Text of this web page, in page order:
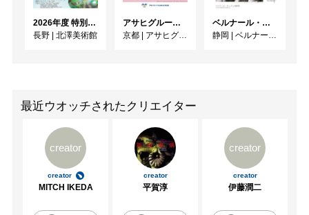
2026年度 特別展「ガレとドーム、アール･ヌーヴォーのガラス 水辺のやすらぎ、海の神秘」
長野 | 北澤美術館
アサヒグループ大山崎山荘美術館 開館30周年記念展「没後100年 クロード・モネ」
京都 | アサヒグループ大山崎山荘美術館
ベルナール・ビュフェと写真 ーカメラがとらえたビュフェとその時代、そして21 世紀へ
静岡 | ベルナール・ビュフェ美術館
最近ウオッチされたクリエイター
creator
creator
MITCH IKEDA
creator
平賀淳
creator
creator
伊藤潤二